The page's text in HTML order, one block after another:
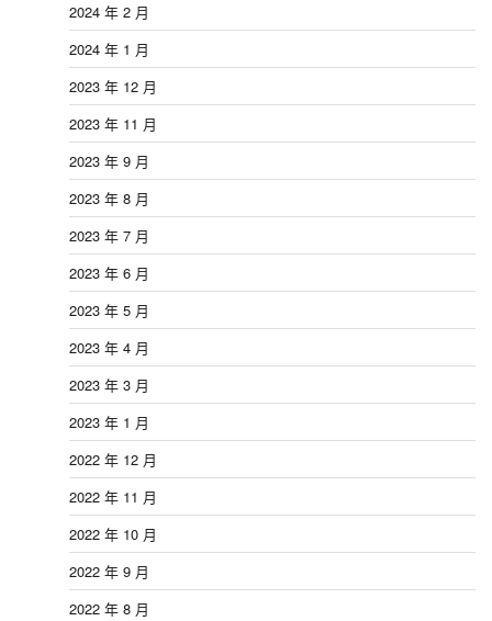
2024 年 2 月
2024 年 1 月
2023 年 12 月
2023 年 11 月
2023 年 9 月
2023 年 8 月
2023 年 7 月
2023 年 6 月
2023 年 5 月
2023 年 4 月
2023 年 3 月
2023 年 1 月
2022 年 12 月
2022 年 11 月
2022 年 10 月
2022 年 9 月
2022 年 8 月